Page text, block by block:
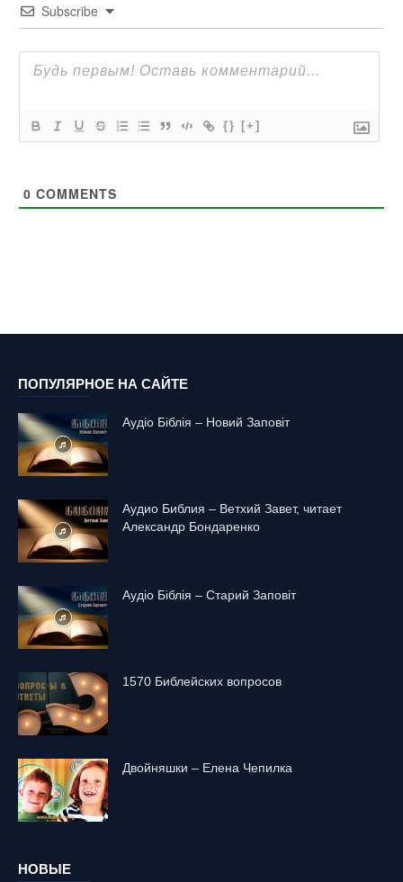
Subscribe
{} [+]
0 COMMENTS
ПОПУЛЯРНОЕ НА САЙТЕ
Аудіо Біблія – Новий Заповіт
Аудио Библия – Ветхий Завет, читает
Александр Бондаренко
Аудіо Біблія – Старий Заповіт
1570 Библейских вопросов
Двойняшки – Елена Чепилка
НОВЫЕ